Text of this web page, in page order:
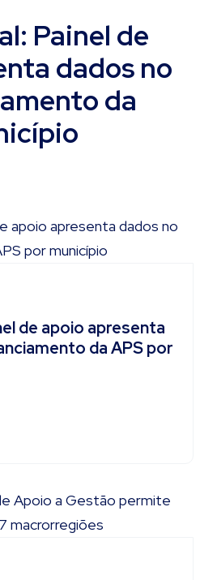
Painel de
dados no
da
de apoio apresenta
da APS por